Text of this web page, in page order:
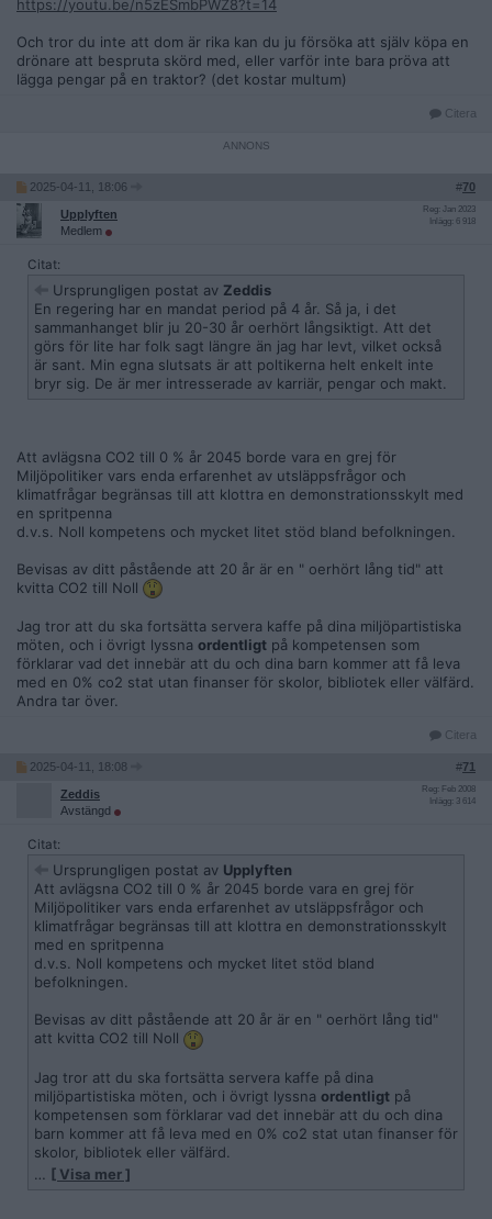
https://youtu.be/n5zESmbPWZ8?t=14
Och tror du inte att dom är rika kan du ju försöka att själv köpa en
drönare att bespruta skörd med, eller varför inte bara pröva att
lägga pengar på en traktor? (det kostar multum)
Citera
2025-04-11, 18:06 #70
Upplyften
Medlem
Reg: Jan 2023
Inlägg: 6 918
Citat:
Ursprungligen postat av Zeddis
En regering har en mandat period på 4 år. Så ja, i det
sammanhanget blir ju 20-30 år oerhört långsiktigt. Att det
görs för lite har folk sagt längre än jag har levt, vilket också
är sant. Min egna slutsats är att poltikerna helt enkelt inte
bryr sig. De är mer intresserade av karriär, pengar och makt.
Att avlägsna CO2 till 0 % år 2045 borde vara en grej för
Miljöpolitiker vars enda erfarenhet av utsläppsfrågor och
klimatfrågar begränsas till att klottra en demonstrationsskylt med
en spritpenna
d.v.s. Noll kompetens och mycket litet stöd bland befolkningen.
Bevisas av ditt påstående att 20 år är en " oerhört lång tid" att
kvitta CO2 till Noll
Jag tror att du ska fortsätta servera kaffe på dina miljöpartistiska
möten, och i övrigt lyssna ordentligt på kompetensen som
förklarar vad det innebär att du och dina barn kommer att få leva
med en 0% co2 stat utan finanser för skolor, bibliotek eller välfärd.
Andra tar över.
Citera
2025-04-11, 18:08 #71
Zeddis
Avstängd
Reg: Feb 2008
Inlägg: 3 614
Citat:
Ursprungligen postat av Upplyften
Att avlägsna CO2 till 0 % år 2045 borde vara en grej för
Miljöpolitiker vars enda erfarenhet av utsläppsfrågor och
klimatfrågar begränsas till att klottra en demonstrationsskylt
med en spritpenna
d.v.s. Noll kompetens och mycket litet stöd bland
befolkningen.
Bevisas av ditt påstående att 20 år är en " oerhört lång tid"
att kvitta CO2 till Noll
Jag tror att du ska fortsätta servera kaffe på dina
miljöpartistiska möten, och i övrigt lyssna ordentligt på
kompetensen som förklarar vad det innebär att du och dina
barn kommer att få leva med en 0% co2 stat utan finanser för
skolor, bibliotek eller välfärd.
Andra tar över.
… [ Visa mer ]